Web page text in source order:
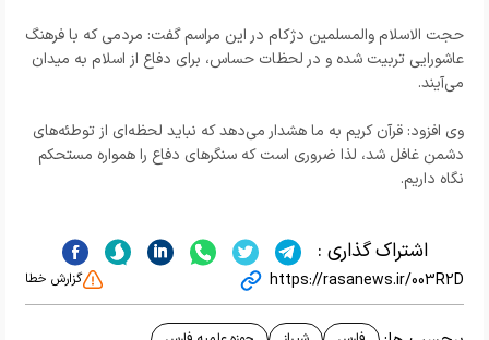
حجت الاسلام والمسلمین دژکام در این مراسم گفت: مردمی که با فرهنگ
عاشورایی تربیت شده و در لحظات حساس، برای دفاع از اسلام به میدان
می‌آیند.
وی افزود: قرآن کریم به ما هشدار می‌دهد که نباید لحظه‌ای از توطئه‌های
دشمن غافل شد، لذا ضروری است که سنگرهای دفاع را همواره مستحکم
نگاه داریم.
اشتراک گذاری :
https://rasanews.ir/003R2D گزارش خطا